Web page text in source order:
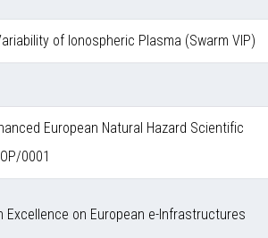
of Ionospheric Plasma (Swarm VIP)
European Natural Hazard Scientific
0001
Excellence on European e-Infrastructures